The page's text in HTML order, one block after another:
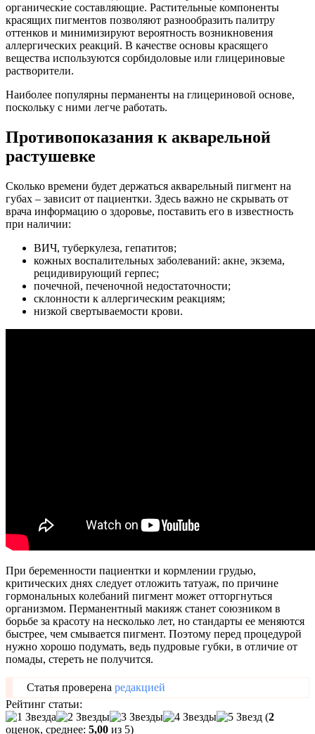
органические составляющие. Растительные компоненты
красящих пигментов позволяют разнообразить палитру
оттенков и минимизируют вероятность возникновения
аллергических реакций. В качестве основы красящего
вещества используются сорбидоловые или глицериновые
растворители.
Наиболее популярны перманенты на глицериновой основе,
поскольку с ними легче работать.
Противопоказания к акварельной
растушевке
Сколько времени будет держаться акварельный пигмент на
губах – зависит от пациентки. Здесь важно не скрывать от
врача информацию о здоровье, поставить его в известность
при наличии:
ВИЧ, туберкулеза, гепатитов;
кожных воспалительных заболеваний: акне, экзема,
рецидивирующий герпес;
почечной, печеночной недостаточности;
склонности к аллергическим реакциям;
низкой свертываемости крови.
При беременности пациентки и кормлении грудью,
критических днях следует отложить татуаж, по причине
гормональных колебаний пигмент может отторгнуться
организмом. Перманентный макияж станет союзником в
борьбе за красоту на несколько лет, но стандарты ее меняются
быстрее, чем смывается пигмент. Поэтому перед процедурой
нужно хорошо подумать, ведь пудровые губки, в отличие от
помады, стереть не получится.
Статья проверена редакцией
Рейтинг статьи:
(2
оценок, среднее: 5,00 из 5)